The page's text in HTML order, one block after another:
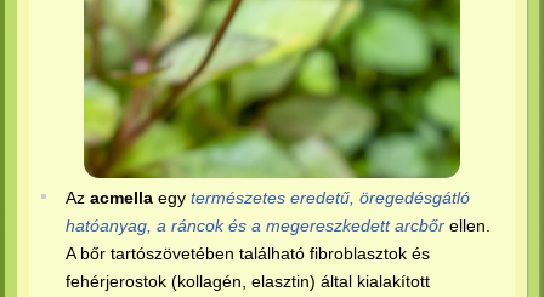
Azacmella egytermészetes eredetű, öregedésgátló
hatóanyag, a ráncok és a megereszkedett arcbőr ellen.
A bőr tartószövetében található fibroblasztok és
fehérjerostok (kollagén, elasztin) által kialakított